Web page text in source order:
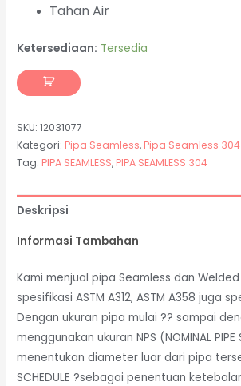
Tahan Air
Ketersediaan: Tersedia
SKU:12031077
Kategori: Pipa Seamless, Pipa Seamless 304
Tag: PIPA SEAMLESS, PIPA SEAMLESS 304
Deskripsi
Informasi Tambahan
Kami menjual pipa Seamless dan
spesifikasi ASTM A312, ASTM A358 juga
Dengan ukuran pipa mulai ?? sampai
menggunakan ukuran NPS (NOMINAL PIPE
menentukan diameter luar dari pipa
SCHEDULE ?sebagai penentuan